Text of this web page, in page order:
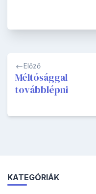
Bejegyzés
navigáció
Előző
Méltósággal
továbblépni
KATEGÓRIÁK